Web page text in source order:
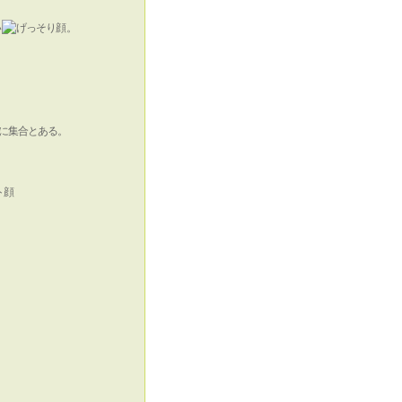
。
合とある。